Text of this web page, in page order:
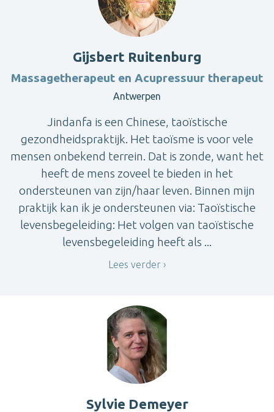
Gijsbert Ruitenburg
Massagetherapeut en Acupressuur therapeut
Antwerpen
Jindanfa is een Chinese, taoïstische
gezondheidspraktijk. Het taoïsme is voor vele
mensen onbekend terrein. Dat is zonde, want het
heeft de mens zoveel te bieden in het
ondersteunen van zijn/haar leven. Binnen mijn
praktijk kan ik je ondersteunen via: Taoïstische
levensbegeleiding: Het volgen van taoïstische
levensbegeleiding heeft als ...
Lees verder
Sylvie Demeyer